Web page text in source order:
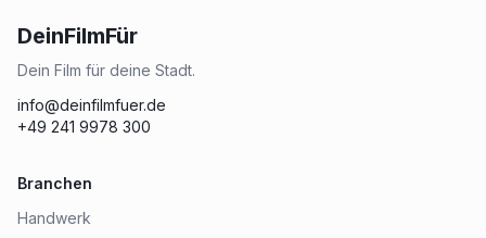
DeinFilmFür
Dein Film für deine Stadt.
info@deinfilmfuer.de
+49 241 9978 300
Branchen
Handwerk